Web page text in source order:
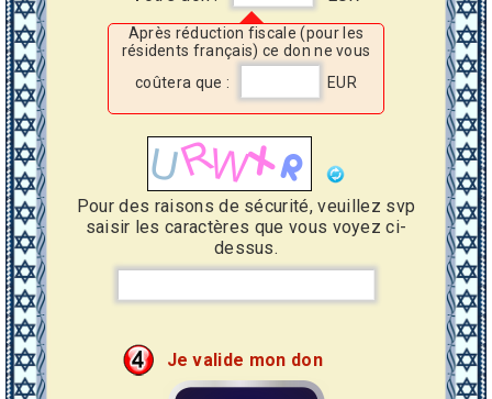
Après réduction fiscale (pour les
résidents français) ce don ne vous
coûtera que :
EUR
Pour des raisons de sécurité, veuillez svp
saisir les caractères que vous voyez ci-
dessus.
Je valide mon don